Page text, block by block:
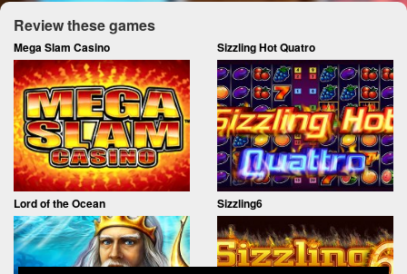
Review these games
Mega Slam Casino Sizzling Hot Quatro
Lord of the Ocean Sizzling6